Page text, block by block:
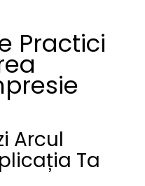
Practici
Arcul
Ta